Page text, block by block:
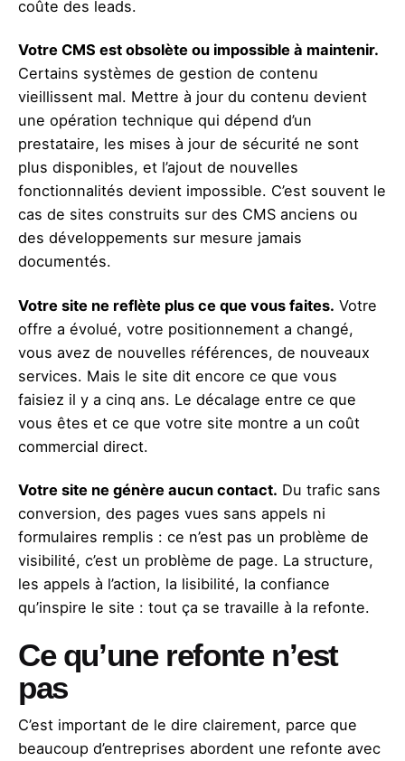
coûte des leads.
Votre CMS est obsolète ou impossible à maintenir.
Certains systèmes de gestion de contenu
vieillissent mal. Mettre à jour du contenu devient
une opération technique qui dépend d’un
prestataire, les mises à jour de sécurité ne sont
plus disponibles, et l’ajout de nouvelles
fonctionnalités devient impossible. C’est souvent le
cas de sites construits sur des CMS anciens ou
des développements sur mesure jamais
documentés.
Votre site ne reflète plus ce que vous faites. Votre
offre a évolué, votre positionnement a changé,
vous avez de nouvelles références, de nouveaux
services. Mais le site dit encore ce que vous
faisiez il y a cinq ans. Le décalage entre ce que
vous êtes et ce que votre site montre a un coût
commercial direct.
Votre site ne génère aucun contact. Du trafic sans
conversion, des pages vues sans appels ni
formulaires remplis : ce n’est pas un problème de
visibilité, c’est un problème de page. La structure,
les appels à l’action, la lisibilité, la confiance
qu’inspire le site : tout ça se travaille à la refonte.
Ce qu’une refonte n’est
pas
C’est important de le dire clairement, parce que
beaucoup d’entreprises abordent une refonte avec